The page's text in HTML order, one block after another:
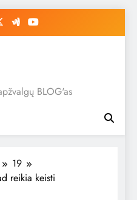
BLOG'as
19
reikia keisti